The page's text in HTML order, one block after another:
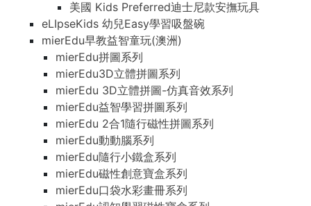
美國 Kids Preferred迪士尼款安撫玩具
eLIpseKids 幼兒Easy學習吸盤碗
mierEdu早教益智童玩(澳洲)
mierEdu拼圖系列
mierEdu3D立體拼圖系列
mierEdu 3D立體拼圖-仿真音效系列
mierEdu益智學習拼圖系列
mierEdu 2合1隨行磁性拼圖系列
mierEdu動動腦系列
mierEdu隨行小鐵盒系列
mierEdu磁性創意寶盒系列
mierEdu口袋水彩畫冊系列